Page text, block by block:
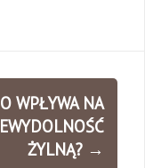
WPŁYWA NA
ŻYLNĄ? →